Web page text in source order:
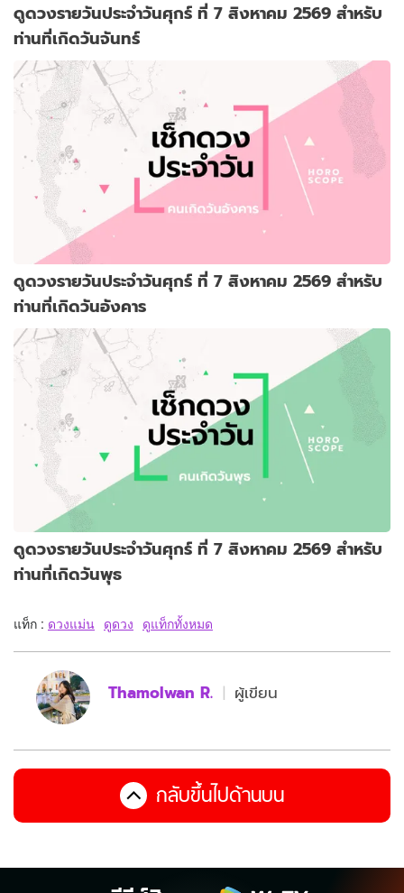
ดูดวงรายวันประจำวันศุกร์ ที่ 7 สิงหาคม 2569 สำหรับ
ท่านที่เกิดวันจันทร์
ดูดวงรายวันประจำวันศุกร์ ที่ 7 สิงหาคม 2569 สำหรับ
ท่านที่เกิดวันอังคาร
ดูดวงรายวันประจำวันศุกร์ ที่ 7 สิงหาคม 2569 สำหรับ
ท่านที่เกิดวันพุธ
แท็ก : ดวงแม่น ดูดวง ดูแท็กทั้งหมด
Thamolwan R. ผู้เขียน
กลับขึ้นไปด้านบน